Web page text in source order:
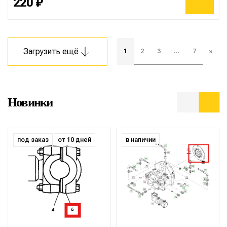
Загрузить ещё 1 2 3 … 7 »
Новинки
под заказ от 10 дней в наличии